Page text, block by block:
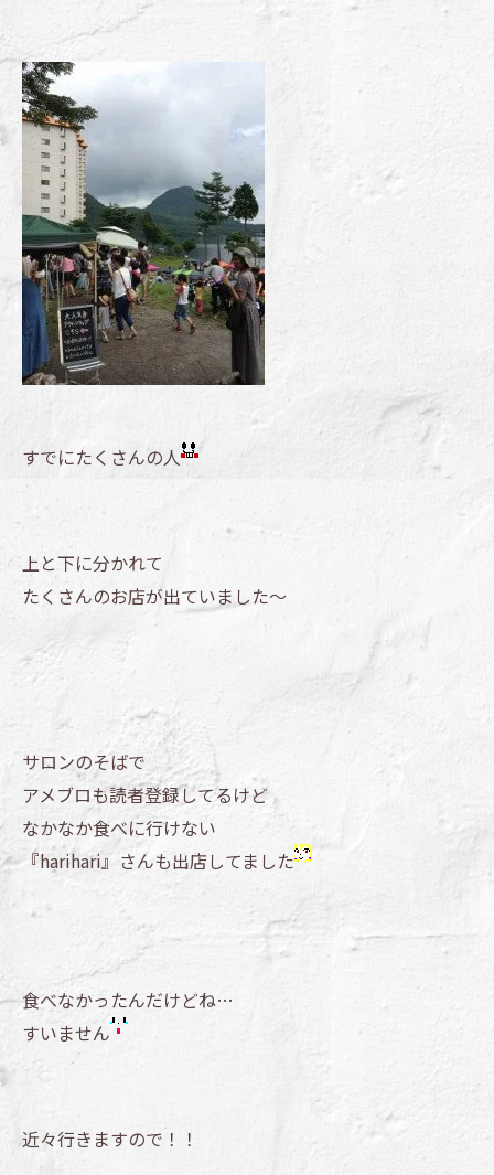
すでにたくさんの人
上と下に分かれて
たくさんのお店が出ていました～
サロンのそばで
アメブロも読者登録してるけど
なかなか食べに行けない
『harihari』さんも出店してました
食べなかったんだけどね…
すいません
近々行きますので！！